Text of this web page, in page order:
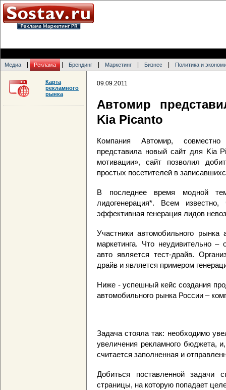
Медиа Реклама Брендинг Маркетинг Бизнес Политика и
09.09.2011
Автомир
Kia Picanto
Компания Автомир, совместно
представила новый сайт для Kia
мотивации», сайт позволил
простых посетителей в
В последнее время модной
лидогенерация*. Всем
эффективная генерация лидов
Участники автомобильного рынка
маркетинга. Что неудивительно
авто является тест-драйв.
драйв и является примером
Ниже - успешный кейс создания
автомобильного рынка России –
Задача стояла так: необходимо
увеличения рекламного бюджета,
считается заполненная и
Добиться поставленной задачи
страницы, на которую попадает
Карта
рекламного
рынка